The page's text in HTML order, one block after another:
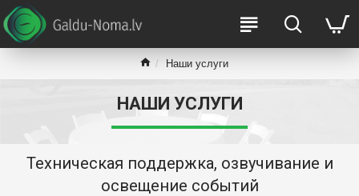
Наши услуги
НАШИ УСЛУГИ
Техническая поддержка, озвучивание и
освещение событий